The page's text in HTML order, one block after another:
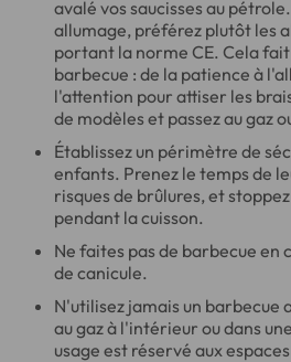
avalé vos saucisses au
allumage, préférez plutôt les
portant la norme CE. Cela
barbecue : de la patience à
l'attention pour attiser les
de modèles et passez au gaz
Établissez un périmètre de
enfants. Prenez le temps de
risques de brûlures, et
pendant la cuisson.
Ne faites pas de barbecue en
de canicule.
N'utilisez jamais un barbecue
au gaz à l'intérieur ou dans
usage est réservé aux